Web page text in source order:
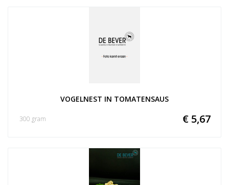
VOGELNEST IN TOMATENSAUS
€ 5,67
300 gram